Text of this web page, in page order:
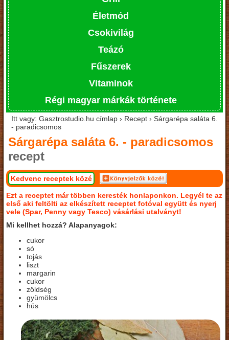
Életmód
Csokivilág
Teázó
Fűszerek
Vitaminok
Régi magyar márkák története
Itt vagy: Gasztrostudio.hu címlap › Recept › Sárgarépa saláta 6.
- paradicsomos
Sárgarépa saláta 6. - paradicsomos
recept
Kedvenc receptek közé
Ezt a receptet már többen keresték honlaponkon. Legyél te az
első aki feltölti az elkészített receptet fotóval együtt és nyerj
vele (Spar, Penny vagy Tesco) vásárlási utalványt!
Mi kellhet hozzá? Alapanyagok:
cukor
só
tojás
liszt
margarin
cukor
zöldség
gyümölcs
hús